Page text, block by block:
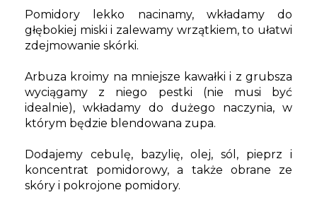
Pomidory lekko nacinamy, wkładamy do
głębokiej miski i zalewamy wrzątkiem, to ułatwi
zdejmowanie skórki.
Arbuza kroimy na mniejsze kawałki i z grubsza
wyciągamy z niego pestki (nie musi być
idealnie), wkładamy do dużego naczynia, w
którym będzie blendowana zupa.
Dodajemy cebulę, bazylię, olej, sól, pieprz i
koncentrat pomidorowy, a także obrane ze
skóry i pokrojone pomidory.